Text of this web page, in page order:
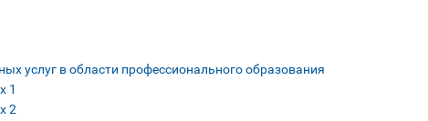
услуг в области профессионального образования
1
2